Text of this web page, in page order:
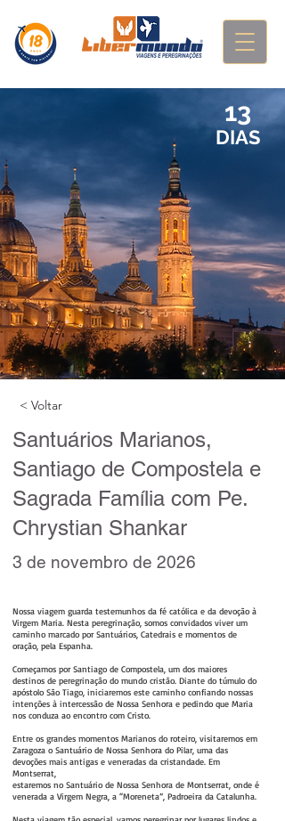
13
DIAS
< Voltar
Santuários Marianos,
Santiago de Compostela e
Sagrada Família com Pe.
Chrystian Shankar
3 de novembro de 2026
Nossa viagem guarda testemunhos da fé católica e da devoção à
Virgem Maria. Nesta peregrinação, somos convidados viver um
caminho marcado por Santuários, Catedrais e momentos de
oração, pela Espanha.
Começamos por Santiago de Compostela, um dos maiores
destinos de peregrinação do mundo cristão. Diante do túmulo do
apóstolo São Tiago, iniciaremos este caminho confiando nossas
intenções à intercessão de Nossa Senhora e pedindo que Maria
nos conduza ao encontro com Cristo.
Entre os grandes momentos Marianos do roteiro, visitaremos em
Zaragoza o Santuário de Nossa Senhora do Pilar, uma das
devoções mais antigas e veneradas da cristandade. Em
Montserrat,
estaremos no Santuário de Nossa Senhora de Montserrat, onde é
venerada a Virgem Negra, a “Moreneta”, Padroeira da Catalunha.